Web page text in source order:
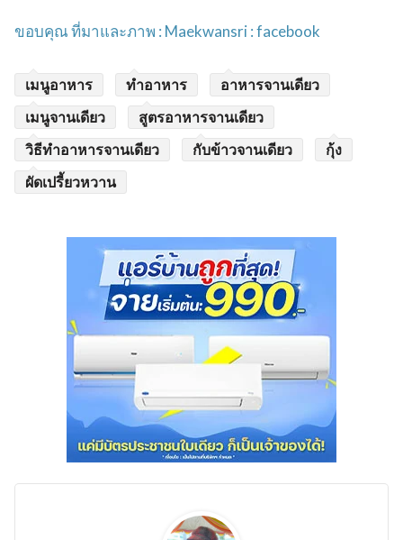
ขอบคุณ ที่มาและภาพ : Maekwansri : facebook
เมนูอาหาร ทำอาหาร
อาหารจานเดียว
เมนูจานเดียว
สูตรอาหารจานเดียว
วิธีทำอาหารจานเดียว
กับข้าวจานเดียว
กุ้ง
ผัดเปรี้ยวหวาน